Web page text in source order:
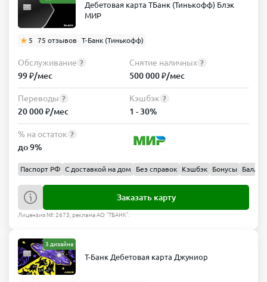
Дебетовая карта ТБанк (Тинькофф) Блэк
МИР
5 75 отзывов Т-Банк (Тинькофф)
Обслуживание ?
99 ₽/мес
Снятие наличных ?
500 000 ₽/мес
Переводы ?
20 000 ₽/мес
Кэшбэк ?
1 - 30%
% на остаток ?
до 9%
Паспорт РФ С доставкой на дом Без справок Кэшбэк Бонусы Баллы
Заказать карту
Лицензия №: 2673, реклама АО "ТБАНК".
3 дизайна
Т-Банк Дебетовая карта Джуниор